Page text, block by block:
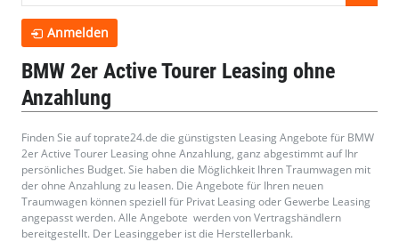
BMW 2er Active Tourer Leasing ohne
Anzahlung
Finden Sie auf toprate24.de die günstigsten Leasing Angebote für BMW
2er Active Tourer Leasing ohne Anzahlung, ganz abgestimmt auf Ihr
persönliches Budget. Sie haben die Möglichkeit Ihren Traumwagen mit
der ohne Anzahlung zu leasen. Die Angebote für Ihren neuen
Traumwagen können speziell für Privat Leasing oder Gewerbe Leasing
angepasst werden. Alle Angebote werden von Vertragshändlern
bereitgestellt. Der Leasinggeber ist die Herstellerbank.
Anmelden